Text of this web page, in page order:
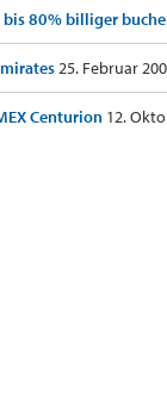
bis 80% billiger
25. Februar
Centurion 12.